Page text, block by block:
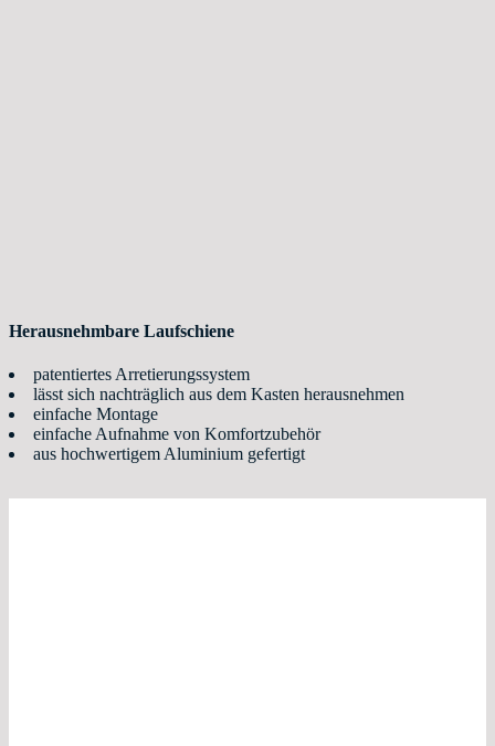
Herausnehmbare Laufschiene
patentiertes Arretierungssystem
lässt sich nachträglich aus dem Kasten herausnehmen
einfache Montage
einfache Aufnahme von Komfortzubehör
aus hochwertigem Aluminium gefertigt